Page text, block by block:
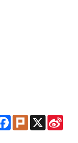
Facebook
PlurkX Sina